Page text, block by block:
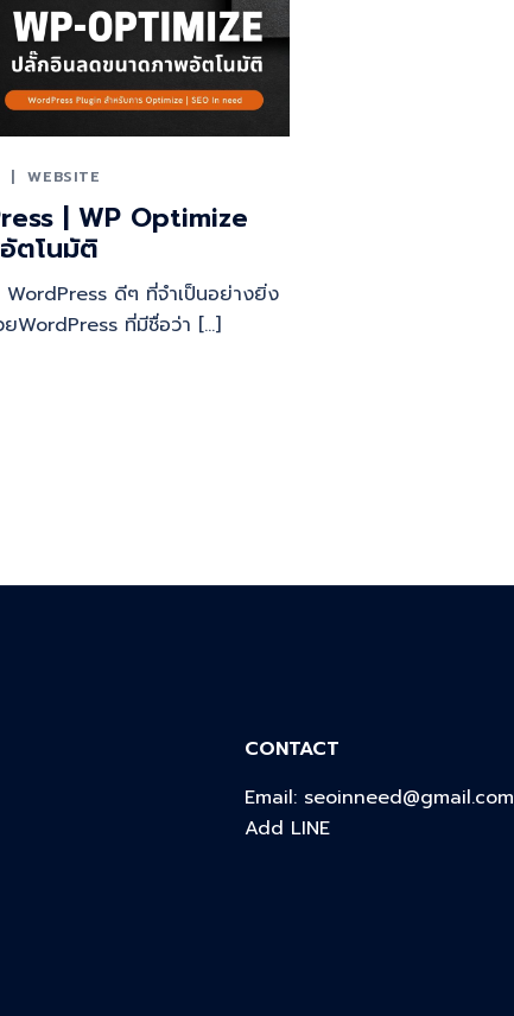
WEBSITE
| WP Optimize
ตโนมัติ
ดีๆ ที่จำเป็นอย่างยิ่ง
ยWordPress ที่มีชื่อว่า […]
CONTACT
Email: seoinneed@gmail.com
Add LINE